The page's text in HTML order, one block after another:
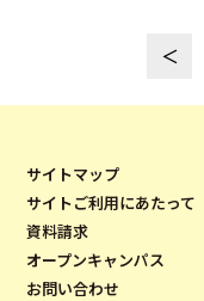
＜
サイトマップ
サイトご利用にあたって
資料請求
オープンキャンパス
お問い合わせ